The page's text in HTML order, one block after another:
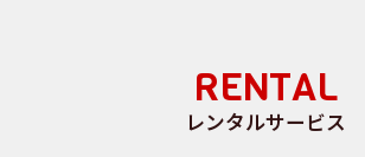
RENTAL
レンタルサービス